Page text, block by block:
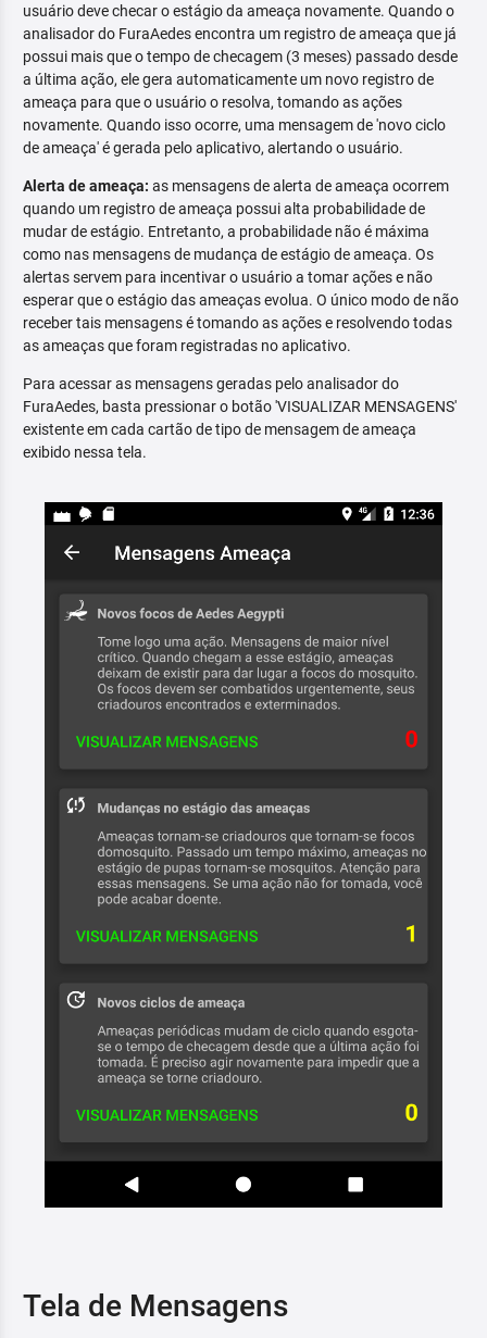
usuário deve checar o estágio da ameaça novamente. Quando o
analisador do FuraAedes encontra um registro de ameaça que já
possui mais que o tempo de checagem (3 meses) passado desde
a última ação, ele gera automaticamente um novo registro de
ameaça para que o usuário o resolva, tomando as ações
novamente. Quando isso ocorre, uma mensagem de 'novo ciclo
de ameaça' é gerada pelo aplicativo, alertando o usuário.
Alerta de ameaça: as mensagens de alerta de ameaça ocorrem
quando um registro de ameaça possui alta probabilidade de
mudar de estágio. Entretanto, a probabilidade não é máxima
como nas mensagens de mudança de estágio de ameaça. Os
alertas servem para incentivar o usuário a tomar ações e não
esperar que o estágio das ameaças evolua. O único modo de não
receber tais mensagens é tomando as ações e resolvendo todas
as ameaças que foram registradas no aplicativo.
Para acessar as mensagens geradas pelo analisador do
FuraAedes, basta pressionar o botão 'VISUALIZAR MENSAGENS'
existente em cada cartão de tipo de mensagem de ameaça
exibido nessa tela.
Tela de Mensagens